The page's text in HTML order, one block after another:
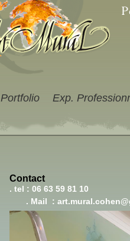
Portfolio Exp.
Contact
. tel : 06
. Mail :